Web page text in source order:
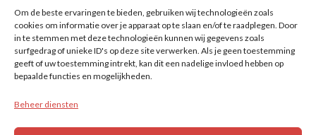
Om de beste ervaringen te bieden, gebruiken wij technologieën zoals
cookies om informatie over je apparaat op te slaan en/of te raadplegen. Door
in te stemmen met deze technologieën kunnen wij gegevens zoals
surfgedrag of unieke ID's op deze site verwerken. Als je geen toestemming
geeft of uw toestemming intrekt, kan dit een nadelige invloed hebben op
bepaalde functies en mogelijkheden.
Beheer diensten
Nieuwe Herengracht 18
1018 DP Amsterdam
t: 020 5353 700
e: info@protestantsamsterdam.nl
Protestantse Diaconie Amsterdam